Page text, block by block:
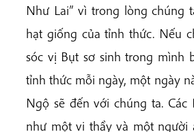
Như Lai” vì trong lòng chúng
hạt giống của tỉnh thức. Nếu
sóc vị Bụt sơ sinh trong mình
tỉnh thức mỗi ngày, một ngày
Ngộ sẽ đến với chúng ta. Các
như một vị thầy và một người